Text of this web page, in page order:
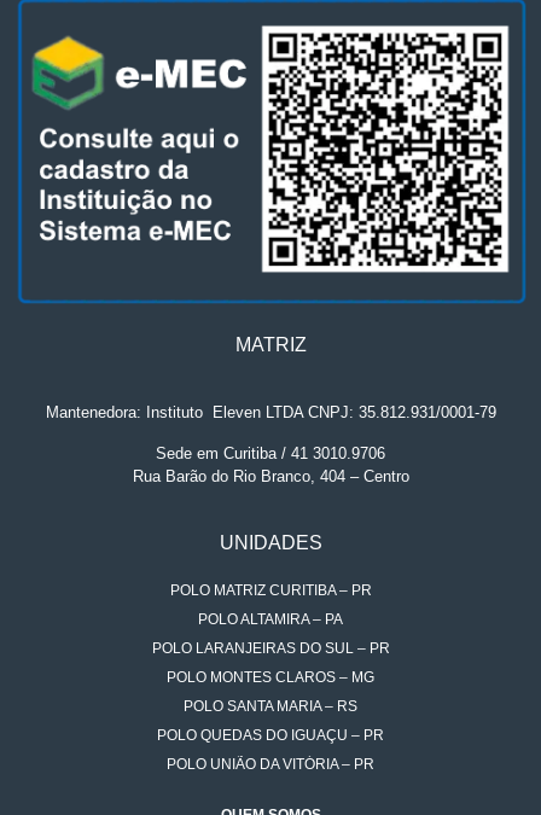
MATRIZ
Mantenedora: Instituto. Eleven LTDA CNPJ: 35.812.931/0001-79
Sede em Curitiba / 41 3010.9706
Rua Barão do Rio Branco, 404 – Centro
UNIDADES
POLO MATRIZ CURITIBA – PR
POLO ALTAMIRA – PA
POLO LARANJEIRAS DO SUL – PR
POLO MONTES CLAROS – MG
POLO SANTA MARIA – RS
POLO QUEDAS DO IGUAÇU – PR
POLO UNIÃO DA VITÓRIA – PR